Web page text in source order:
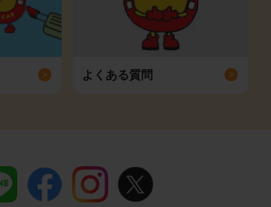
よくある質問